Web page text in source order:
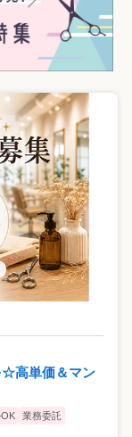
☆高単価＆マン
業務委託